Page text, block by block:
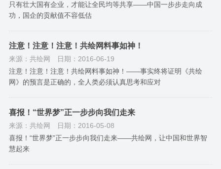
只有壮大国有企业，才能让全民均等共享——中国一步步走向成
功，国企的贡献值不容低估
注意！注意！注意！共绘网料事如神！
来源：共绘网
日期：2016-06-19
注意！注意！注意！共绘网料事如神！——事实终将证明《共绘
网》的预言是正确的，全人类必须认真思考和应对
喜报！“世界梦”正一步步向我们走来
来源：共绘网
日期：2016-05-08
喜报！“世界梦”正一步步向我们走来——共绘网，让中国和世界智
慧起来